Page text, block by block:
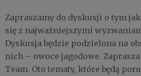
Zapraszamy do dyskusji o tym
się z najważniejszymi
Dyskusja będzie podzielona na
nich – owoce jagodowe.
Team. Oto tematy, które będą